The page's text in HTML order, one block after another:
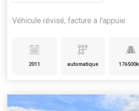
Véhicule révisé, facture a l'appuie
2011 automatique